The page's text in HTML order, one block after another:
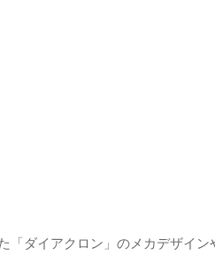
ダイアクロン」のメカデザイン